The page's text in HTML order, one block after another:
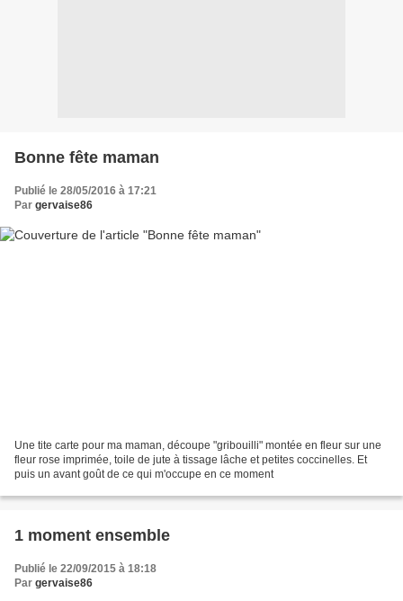
Bonne fête maman
Publié le 28/05/2016 à 17:21
Par gervaise86
Une tite carte pour ma maman, découpe "gribouilli" montée en fleur sur une
fleur rose imprimée, toile de jute à tissage lâche et petites coccinelles. Et
puis un avant goût de ce qui m'occupe en ce moment
1 moment ensemble
Publié le 22/09/2015 à 18:18
Par gervaise86